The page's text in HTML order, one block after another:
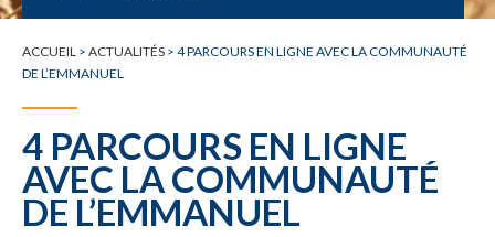
TOUTE L'ACTUALITÉ
ACCUEIL > ACTUALITÉS > 4 PARCOURS EN LIGNE AVEC LA COMMUNAUTÉ
DE L’EMMANUEL
4 PARCOURS EN LIGNE
AVEC LA COMMUNAUTÉ
DE L’EMMANUEL